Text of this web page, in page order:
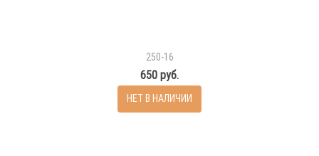
250-16
650 руб.
НЕТ В НАЛИЧИИ